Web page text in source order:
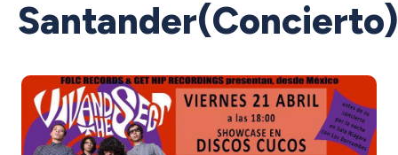
Santander(Concierto)